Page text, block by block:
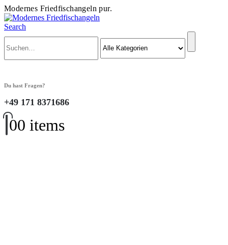
Modernes Friedfischangeln pur.
Search
Du hast Fragen?
+49 171 8371686
00 items